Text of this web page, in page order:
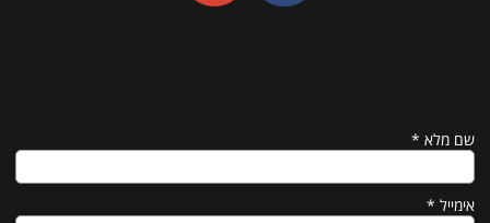
שם מלא *
אימייל *